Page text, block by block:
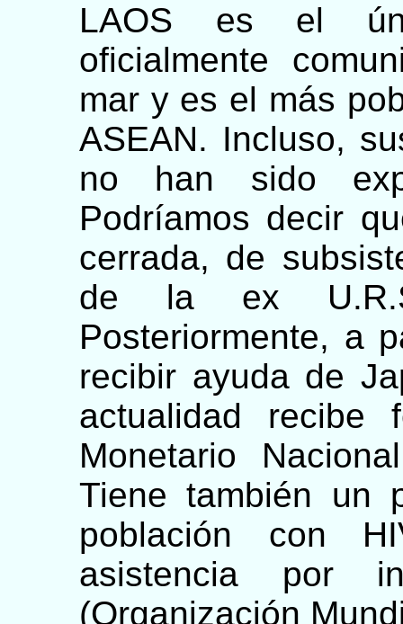
LAOS es el
oficialmente
mar y es el más
ASEAN. Incluso,
no han sido
Podríamos decir
cerrada, de
de la ex
Posteriormente, a
recibir ayuda de
actualidad recibe
Monetario
Tiene también un
población con
asistencia por
(Organización